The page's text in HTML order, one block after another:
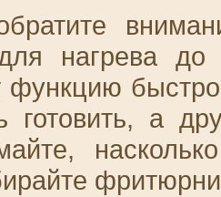
нагрева до
готовить, а